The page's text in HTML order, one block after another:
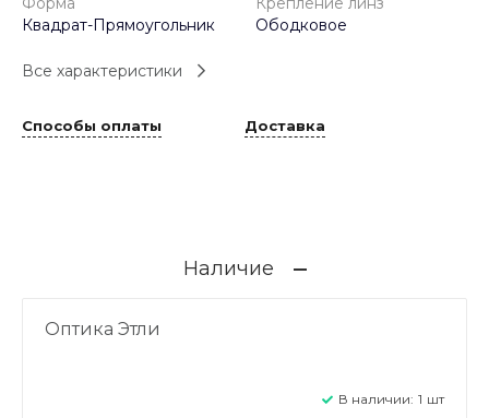
Квадрат-Прямоугольник
Ободковое
Все характеристики
Способы оплаты Доставка
Наличие
Оптика Этли
В наличии: 1 шт